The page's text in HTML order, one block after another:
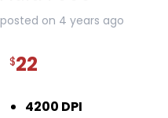
❯
posted on 4 years ago
$22
4200 DPI